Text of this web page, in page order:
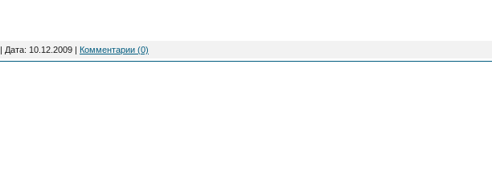
| Дата: 10.12.2009 | Комментарии (0)